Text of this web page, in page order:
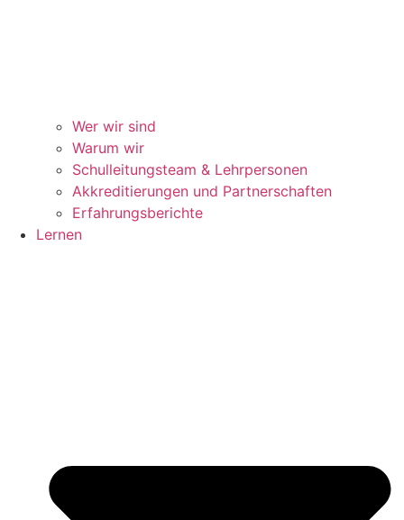
Wer wir sind
Warum wir
Schulleitungsteam & Lehrpersonen
Akkreditierungen und Partnerschaften
Erfahrungsberichte
Lernen